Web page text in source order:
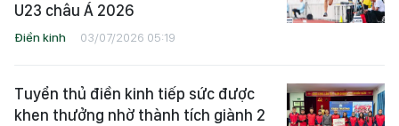
U23 châu Á 2026
Điền kinh 03/07/2026 05:19
Tuyển thủ điền kinh tiếp sức được
khen thưởng nhờ thành tích giành 2